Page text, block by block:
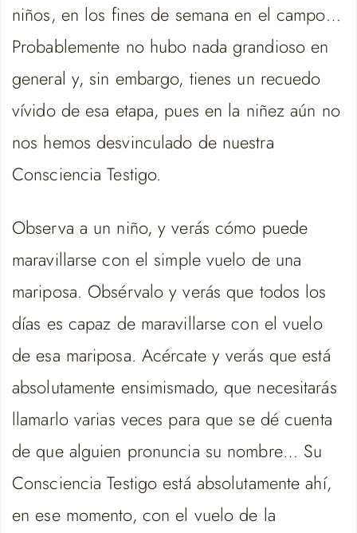
niños, en los fines de semana en el campo…
Probablemente no hubo nada grandioso en
general y, sin embargo, tienes un recuedo
vívido de esa etapa, pues en la niñez aún no
nos hemos desvinculado de nuestra
Consciencia Testigo.
Observa a un niño, y verás cómo puede
maravillarse con el simple vuelo de una
mariposa. Obsérvalo y verás que todos los
días es capaz de maravillarse con el vuelo
de esa mariposa. Acércate y verás que está
absolutamente ensimismado, que necesitarás
llamarlo varias veces para que se dé cuenta
de que alguien pronuncia su nombre… Su
Consciencia Testigo está absolutamente ahí,
en ese momento, con el vuelo de la